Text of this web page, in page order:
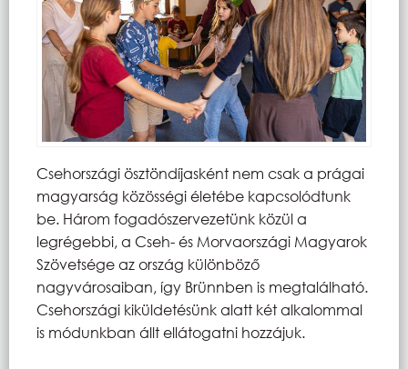
Csehországi ösztöndíjasként nem csak a prágai
magyarság közösségi életébe kapcsolódtunk
be. Három fogadószervezetünk közül a
legrégebbi, a Cseh- és Morvaországi Magyarok
Szövetsége az ország különböző
nagyvárosaiban, így Brünnben is megtalálható.
Csehországi kiküldetésünk alatt két alkalommal
is módunkban állt ellátogatni hozzájuk.